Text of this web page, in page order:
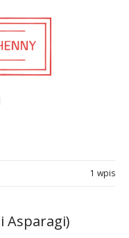
1 wpis
Asparagi)